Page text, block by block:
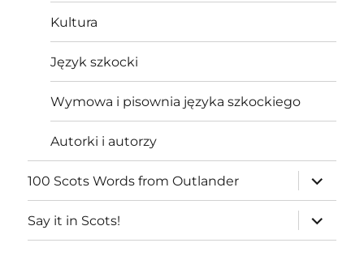
Kultura
Język szkocki
Wymowa i pisownia języka szkockiego
Autorki i autorzy
100 Scots Words from Outlander
expand
child
menu
Say it in Scots!
expand
child
menu